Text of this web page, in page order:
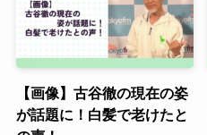
【画像】古谷徹の現在の姿
が話題に！白髪で老けたと